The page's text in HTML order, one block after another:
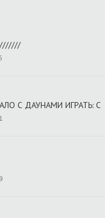
///////
С ДАУНАМИ ИГРАТЬ: С